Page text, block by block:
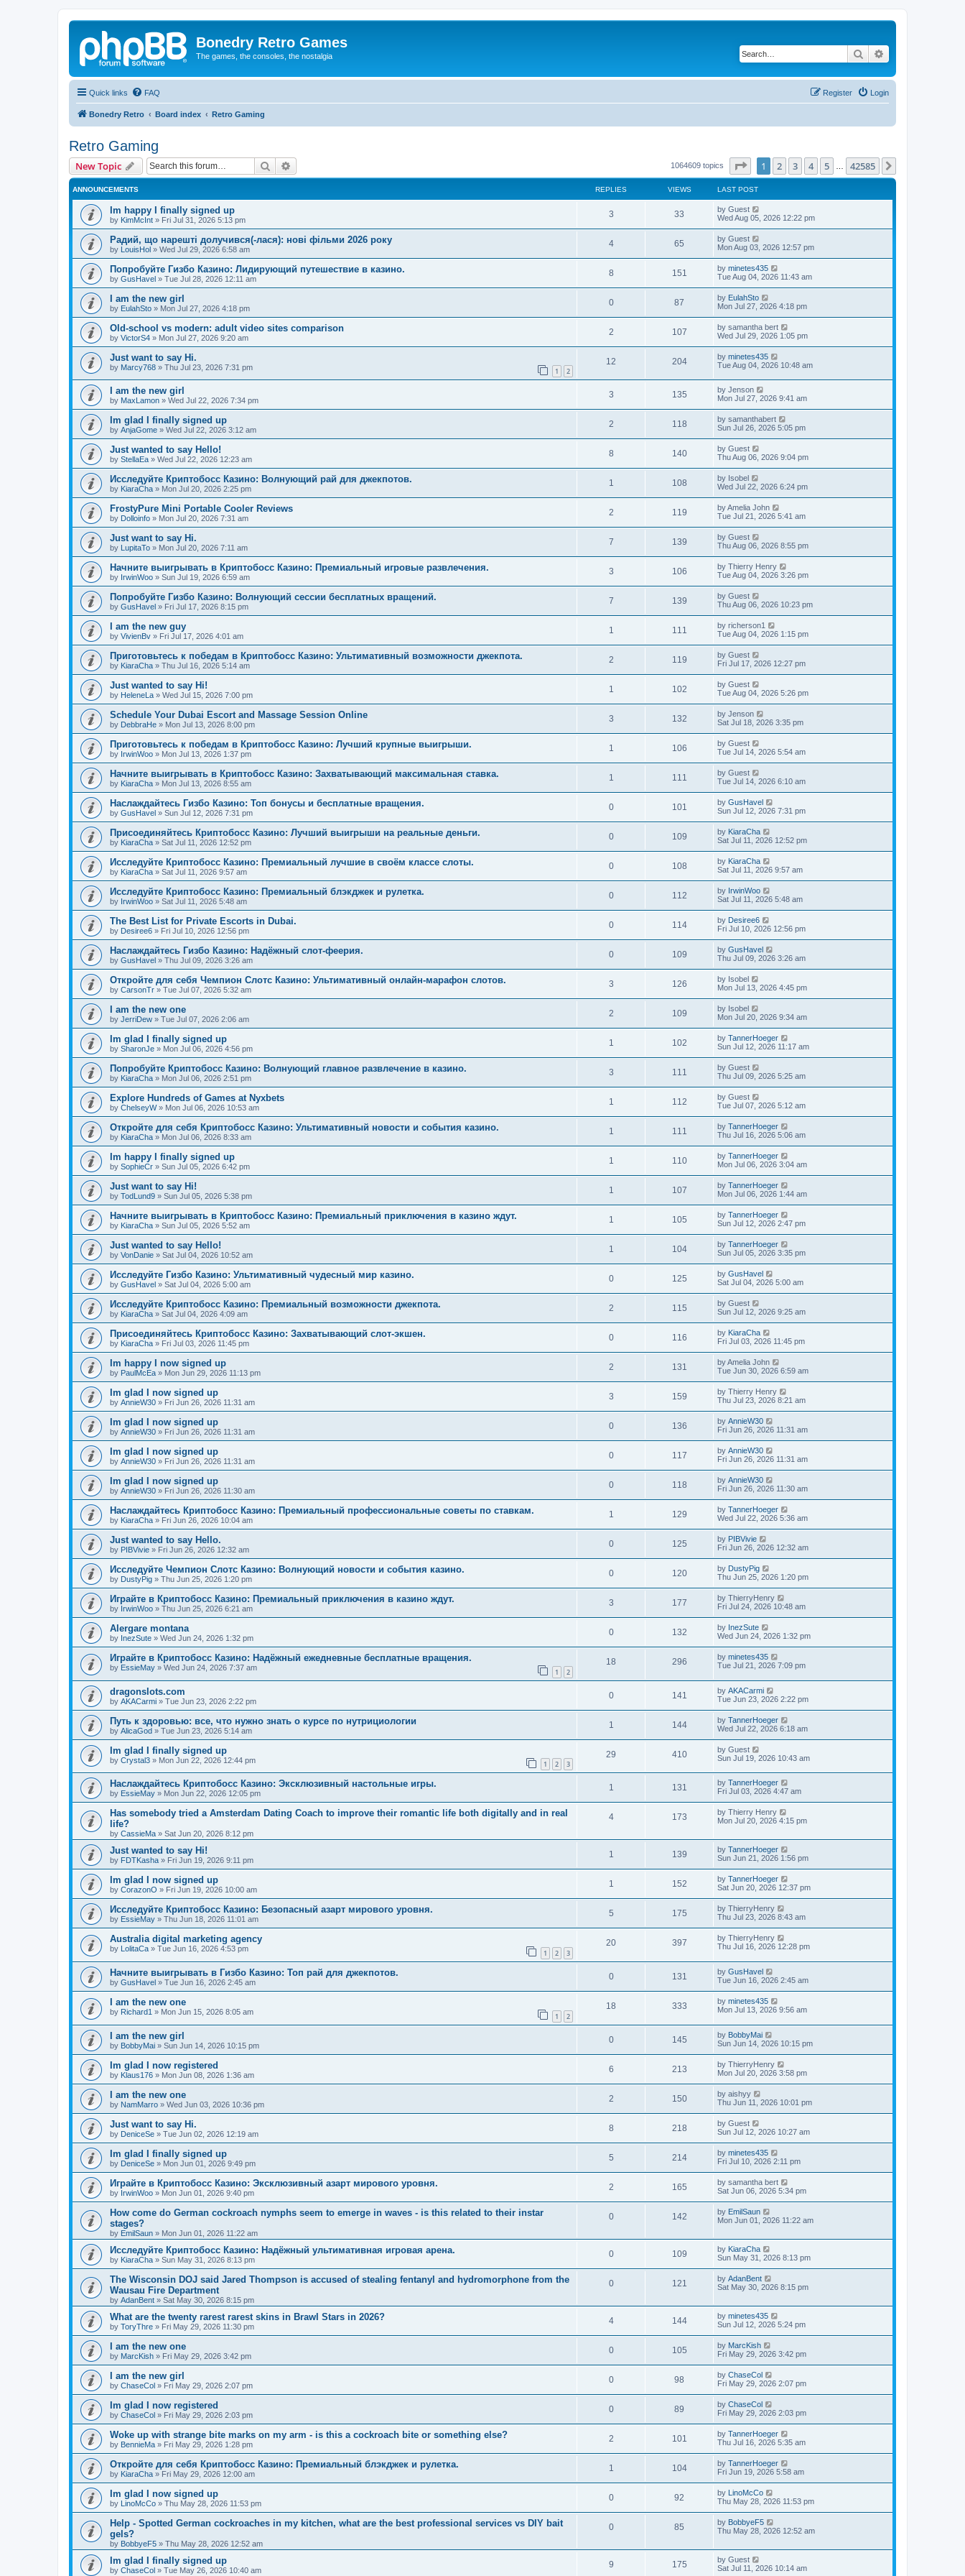
Bonedry Retro Games
The games, the consoles, the nostalgia Search
Quick links FAQ Login
Register
Bonedry Retro Board index Retro Gaming
Retro Gaming
New Topic Search 1064609 topics Page of 42585
1 2 3 4 5 42585
ANNOUNCEMENTS REPLIES VIEWS LAST POST
Im happy I finally signed up
by KimMcInt » Fri Jul 31, 2026 5:13 pm
3 33 by Guest
Wed Aug 05, 2026 12:22 pm
Радий, що нарешті долучився(-лася): нові фільми 2026 року
by LouisHol » Wed Jul 29, 2026 6:58 am
4 65 by Guest
Mon Aug 03, 2026 12:57 pm
Попробуйте Гизбо Казино: Лидирующий путешествие в казино.
by GusHavel » Tue Jul 28, 2026 12:11 am
8 151 by minetes435
Tue Aug 04, 2026 11:43 am
I am the new girl
by EulahSto » Mon Jul 27, 2026 4:18 pm
0 87 by EulahSto
Mon Jul 27, 2026 4:18 pm
Old-school vs modern: adult video sites comparison
by VictorS4 » Mon Jul 27, 2026 9:20 am
2 107 by samantha bert
Wed Jul 29, 2026 1:05 pm
Just want to say Hi.
by Marcy768 » Thu Jul 23, 2026 7:31 pm 1 2
12 204 by minetes435
Tue Aug 04, 2026 10:48 am
I am the new girl
by MaxLamon » Wed Jul 22, 2026 7:34 pm
3 135 by Jenson
Mon Jul 27, 2026 9:41 am
Im glad I finally signed up
by AnjaGome » Wed Jul 22, 2026 3:12 am
2 118 by samanthabert
Sun Jul 26, 2026 5:05 pm
Just wanted to say Hello!
by StellaEa » Wed Jul 22, 2026 12:23 am
8 140 by Guest
Thu Aug 06, 2026 9:04 pm
Исследуйте Криптобосс Казино: Волнующий рай для джекпотов.
by KiaraCha » Mon Jul 20, 2026 2:25 pm
1 108 by Isobel
Wed Jul 22, 2026 6:24 pm
FrostyPure Mini Portable Cooler Reviews
by Dolloinfo » Mon Jul 20, 2026 7:31 am
2 119 byAmelia John
Tue Jul 21, 2026 5:41 am
Just want to say Hi.
by LupitaTo » Mon Jul 20, 2026 7:11 am
7 139 by Guest
Thu Aug 06, 2026 8:55 pm
Начните выигрывать в Криптобосс Казино: Премиальный игровые развлечения.
by IrwinWoo » Sun Jul 19, 2026 6:59 am
3 106 by Thierry Henry
Tue Aug 04, 2026 3:26 pm
Попробуйте Гизбо Казино: Волнующий сессии бесплатных вращений.
by GusHavel » Fri Jul 17, 2026 8:15 pm
7 139 by Guest
Thu Aug 06, 2026 10:23 pm
I am the new guy
by VivienBv » Fri Jul 17, 2026 4:01 am
1 111 by richerson1
Tue Aug 04, 2026 1:15 pm
Приготовьтесь к победам в Криптобосс Казино: Ультимативный возможности джекпота.
by KiaraCha » Thu Jul 16, 2026 5:14 am
2 119 by Guest
Fri Jul 17, 2026 12:27 pm
Just wanted to say Hi!
by HeleneLa » Wed Jul 15, 2026 7:00 pm
1 102 by Guest
Tue Aug 04, 2026 5:26 pm
Schedule Your Dubai Escort and Massage Session Online
by DebbraHe » Mon Jul 13, 2026 8:00 pm
3 132 by Jenson
Sat Jul 18, 2026 3:35 pm
Приготовьтесь к победам в Криптобосс Казино: Лучший крупные выигрыши.
by IrwinWoo » Mon Jul 13, 2026 1:37 pm
1 106 by Guest
Tue Jul 14, 2026 5:54 am
Начните выигрывать в Криптобосс Казино: Захватывающий максимальная ставка.
by KiaraCha » Mon Jul 13, 2026 8:55 am
1 111 by Guest
Tue Jul 14, 2026 6:10 am
Наслаждайтесь Гизбо Казино: Топ бонусы и бесплатные вращения.
by GusHavel » Sun Jul 12, 2026 7:31 pm
0 101 by GusHavel
Sun Jul 12, 2026 7:31 pm
Присоединяйтесь Криптобосс Казино: Лучший выигрыши на реальные деньги.
by KiaraCha » Sat Jul 11, 2026 12:52 pm
0 109 by KiaraCha
Sat Jul 11, 2026 12:52 pm
Исследуйте Криптобосс Казино: Премиальный лучшие в своём классе слоты.
by KiaraCha » Sat Jul 11, 2026 9:57 am
0 108 by KiaraCha
Sat Jul 11, 2026 9:57 am
Исследуйте Криптобосс Казино: Премиальный блэкджек и рулетка.
by IrwinWoo » Sat Jul 11, 2026 5:48 am
0 112 by IrwinWoo
Sat Jul 11, 2026 5:48 am
The Best List for Private Escorts in Dubai.
by Desiree6 » Fri Jul 10, 2026 12:56 pm
0 114 by Desiree6
Fri Jul 10, 2026 12:56 pm
Наслаждайтесь Гизбо Казино: Надёжный слот-феерия.
by GusHavel » Thu Jul 09, 2026 3:26 am
0 109 by GusHavel
Thu Jul 09, 2026 3:26 am
Откройте для себя Чемпион Слотс Казино: Ультимативный онлайн-марафон слотов.
by CarsonTr » Tue Jul 07, 2026 5:32 am
3 126 by Isobel
Mon Jul 13, 2026 4:45 pm
I am the new one
by JerriDew » Tue Jul 07, 2026 2:06 am
2 109 by Isobel
Mon Jul 20, 2026 9:34 am
Im glad I finally signed up
by SharonJe » Mon Jul 06, 2026 4:56 pm
1 102 by TannerHoeger
Sun Jul 12, 2026 11:17 am
Попробуйте Криптобосс Казино: Волнующий главное развлечение в казино.
by KiaraCha » Mon Jul 06, 2026 2:51 pm
3 111 by Guest
Thu Jul 09, 2026 5:25 am
Explore Hundreds of Games at Nyxbets
by ChelseyW» Mon Jul 06, 2026 10:53 am
1 112 by Guest
Tue Jul 07, 2026 5:12 am
Откройте для себя Криптобосс Казино: Ультимативный новости и события казино.
by KiaraCha » Mon Jul 06, 2026 8:33 am
1 111 by TannerHoeger
Thu Jul 16, 2026 5:06 am
Im happy I finally signed up
by SophieCr » Sun Jul 05, 2026 6:42 pm
1 110 by TannerHoeger
Mon Jul 06, 2026 3:04 am
Just want to say Hi!
by TodLund9 » Sun Jul 05, 2026 5:38 pm
1 107 by TannerHoeger
Mon Jul 06, 2026 1:44 am
Начните выигрывать в Криптобосс Казино: Премиальный приключения в казино ждут.
by KiaraCha » Sun Jul 05, 2026 5:52 am
1 105 by TannerHoeger
Sun Jul 12, 2026 2:47 pm
Just wanted to say Hello!
by VonDanie » Sat Jul 04, 2026 10:52 am
1 104 by TannerHoeger
Sun Jul 05, 2026 3:35 pm
Исследуйте Гизбо Казино: Ультимативный чудесный мир казино.
by GusHavel » Sat Jul 04, 2026 5:00 am
0 125 by GusHavel
Sat Jul 04, 2026 5:00 am
Исследуйте Криптобосс Казино: Премиальный возможности джекпота.
by KiaraCha » Sat Jul 04, 2026 4:09 am
2 115 by Guest
Sun Jul 12, 2026 9:25 am
Присоединяйтесь Криптобосс Казино: Захватывающий слот-экшен.
by KiaraCha » Fri Jul 03, 2026 11:45 pm
0 116 by KiaraCha
Fri Jul 03, 2026 11:45 pm
Im happy I now signed up
by PaulMcEa » Mon Jun 29, 2026 11:13 pm
2 131 byAmelia John
Tue Jun 30, 2026 6:59 am
Im glad I now signed up
by AnnieW30 » Fri Jun 26, 2026 11:31 am
3 159 by Thierry Henry
Thu Jul 23, 2026 8:21 am
Im glad I now signed up
by AnnieW30 » Fri Jun 26, 2026 11:31 am
0 136 by AnnieW30
Fri Jun 26, 2026 11:31 am
Im glad I now signed up
by AnnieW30 » Fri Jun 26, 2026 11:31 am
0 117 by AnnieW30
Fri Jun 26, 2026 11:31 am
Im glad I now signed up
by AnnieW30 » Fri Jun 26, 2026 11:30 am
0 118 by AnnieW30
Fri Jun 26, 2026 11:30 am
Наслаждайтесь Криптобосс Казино: Премиальный профессиональные советы по ставкам.
by KiaraCha » Fri Jun 26, 2026 10:04 am
1 129 by TannerHoeger
Wed Jul 22, 2026 5:36 am
Just wanted to say Hello.
by PIBVivie » Fri Jun 26, 2026 12:32 am
0 125 by PIBVivie
Fri Jun 26, 2026 12:32 am
Исследуйте Чемпион Слотс Казино: Волнующий новости и события казино.
by DustyPig » Thu Jun 25, 2026 1:20 pm
0 120 by DustyPig
Thu Jun 25, 2026 1:20 pm
Играйте в Криптобосс Казино: Премиальный приключения в казино ждут.
by IrwinWoo » Thu Jun 25, 2026 6:21 am
3 177 by ThierryHenry
Fri Jul 24, 2026 10:48 am
Alergare montana
by InezSute » Wed Jun 24, 2026 1:32 pm
0 132 by InezSute
Wed Jun 24, 2026 1:32 pm
Играйте в Криптобосс Казино: Надёжный ежедневные бесплатные вращения.
by EssieMay » Wed Jun 24, 2026 7:37 am 1 2
18 296 by minetes435
Tue Jul 21, 2026 7:09 pm
dragonslots.com
by AKACarmi » Tue Jun 23, 2026 2:22 pm
0 141 by AKACarmi
Tue Jun 23, 2026 2:22 pm
Путь к здоровью: все, что нужно знать о курсе по нутрициологии
by AlicaGod » Tue Jun 23, 2026 5:14 am
1 144 by TannerHoeger
Wed Jul 22, 2026 6:18 am
Im glad I finally signed up
by Crystal3 » Mon Jun 22, 2026 12:44 pm 1 2 3
29 410 by Guest
Sun Jul 19, 2026 10:43 am
Наслаждайтесь Криптобосс Казино: Эксклюзивный настольные игры.
by EssieMay » Mon Jun 22, 2026 12:05 pm
1 131 by TannerHoeger
Fri Jul 03, 2026 4:47 am
Has somebody tried a Amsterdam Dating Coach to improve their romantic life both digitally and in real
life?
by CassieMa » Sat Jun 20, 2026 8:12 pm
4 173 by Thierry Henry
Mon Jul 20, 2026 4:15 pm
Just wanted to say Hi!
by FDTKasha » Fri Jun 19, 2026 9:11 pm
1 139 by TannerHoeger
Sun Jun 21, 2026 1:56 pm
Im glad I now signed up
by CorazonO » Fri Jun 19, 2026 10:00 am
1 152 by TannerHoeger
Sat Jun 20, 2026 12:37 pm
Исследуйте Криптобосс Казино: Безопасный азарт мирового уровня.
by EssieMay » Thu Jun 18, 2026 11:01 am
5 175 by ThierryHenry
Thu Jul 23, 2026 8:43 am
Australia digital marketing agency
by LolitaCa » Tue Jun 16, 2026 4:53 pm 1 2 3
20 397 by ThierryHenry
Thu Jul 16, 2026 12:28 pm
Начните выигрывать в Гизбо Казино: Топ рай для джекпотов.
by GusHavel » Tue Jun 16, 2026 2:45 am
0 131 by GusHavel
Tue Jun 16, 2026 2:45 am
I am the new one
by Richard1 » Mon Jun 15, 2026 8:05 am 1 2
18 333 by minetes435
Mon Jul 13, 2026 9:56 am
I am the new girl
by BobbyMai » Sun Jun 14, 2026 10:15 pm
0 145 by BobbyMai
Sun Jun 14, 2026 10:15 pm
Im glad I now registered
by Klaus176 » Mon Jun 08, 2026 1:36 am
6 213 by ThierryHenry
Mon Jul 20, 2026 3:58 pm
I am the new one
by NamMarro » Wed Jun 03, 2026 10:36 pm
2 150 by aishyy
Thu Jun 11, 2026 10:01 pm
Just want to say Hi.
by DeniceSe » Tue Jun 02, 2026 12:19 am
8 218 by Guest
Sun Jul 12, 2026 10:27 am
Im glad I finally signed up
by DeniceSe » Mon Jun 01, 2026 9:49 pm
5 214 by minetes435
Fri Jul 10, 2026 2:11 pm
Играйте в Криптобосс Казино: Эксклюзивный азарт мирового уровня.
by IrwinWoo » Mon Jun 01, 2026 9:40 pm
2 165 by samantha bert
Sat Jun 06, 2026 5:34 pm
How come do German cockroach nymphs seem to emerge in waves - is this related to their instar
stages?
by EmilSaun » Mon Jun 01, 2026 11:22 am
0 142 by EmilSaun
Mon Jun 01, 2026 11:22 am
Исследуйте Криптобосс Казино: Надёжный ультимативная игровая арена.
by KiaraCha » Sun May 31, 2026 8:13 pm
0 109 by KiaraCha
Sun May 31, 2026 8:13 pm
The Wisconsin DOJ said Jared Thompson is accused of stealing fentanyl and hydromorphone from the
Wausau Fire Department
by AdanBent » Sat May 30, 2026 8:15 pm
0 121 by AdanBent
Sat May 30, 2026 8:15 pm
What are the twenty rarest rarest skins in Brawl Stars in 2026?
by ToryThre » Fri May 29, 2026 11:30 pm
4 144 by minetes435
Sun Jul 12, 2026 5:24 pm
I am the new one
by MarcKish » Fri May 29, 2026 3:42 pm
0 105 by MarcKish
Fri May 29, 2026 3:42 pm
I am the new girl
by ChaseCol » Fri May 29, 2026 2:07 pm
0 98 by ChaseCol
Fri May 29, 2026 2:07 pm
Im glad I now registered
by ChaseCol » Fri May 29, 2026 2:03 pm
0 89 by ChaseCol
Fri May 29, 2026 2:03 pm
Woke up with strange bite marks on my arm - is this a cockroach bite or something else?
by BennieMa » Fri May 29, 2026 1:28 pm
2 101 by TannerHoeger
Thu Jul 16, 2026 5:35 am
Откройте для себя Криптобосс Казино: Премиальный блэкджек и рулетка.
by KiaraCha » Fri May 29, 2026 12:00 am
1 104 by TannerHoeger
Fri Jun 19, 2026 5:58 am
Im glad I now signed up
by LinoMcCo » Thu May 28, 2026 11:53 pm
0 92 by LinoMcCo
Thu May 28, 2026 11:53 pm
Help - Spotted German cockroaches in my kitchen, what are the best professional services vs DIY bait
gels?
by BobbyeF5 » Thu May 28, 2026 12:52 am
0 85 by BobbyeF5
Thu May 28, 2026 12:52 am
Im glad I finally signed up
by ChaseCol » Tue May 26, 2026 10:40 am
9 175 by Guest
Sat Jul 11, 2026 10:14 am